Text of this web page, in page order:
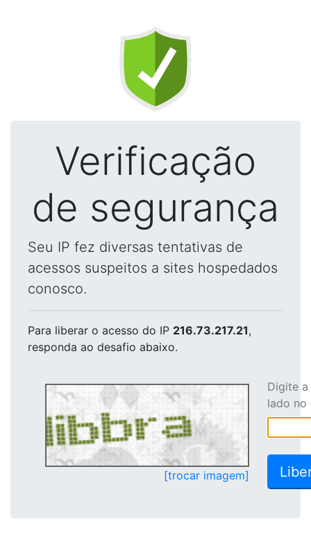
Verificação
de segurança
Seu IP fez diversas tentativas de
acessos suspeitos a sites hospedados
conosco.
Para liberar o acesso do IP 216.73.217.21,
responda ao desafio abaixo.
[trocar imagem]
Digite
lado no